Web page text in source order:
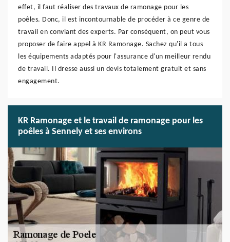
effet, il faut réaliser des travaux de ramonage pour les
poêles. Donc, il est incontournable de procéder à ce genre de
travail en conviant des experts. Par conséquent, on peut vous
proposer de faire appel à KR Ramonage. Sachez qu'il a tous
les équipements adaptés pour l'assurance d'un meilleur rendu
de travail. Il dresse aussi un devis totalement gratuit et sans
engagement.
KR Ramonage et le travail de ramonage pour les
poêles à Sennely et ses environs